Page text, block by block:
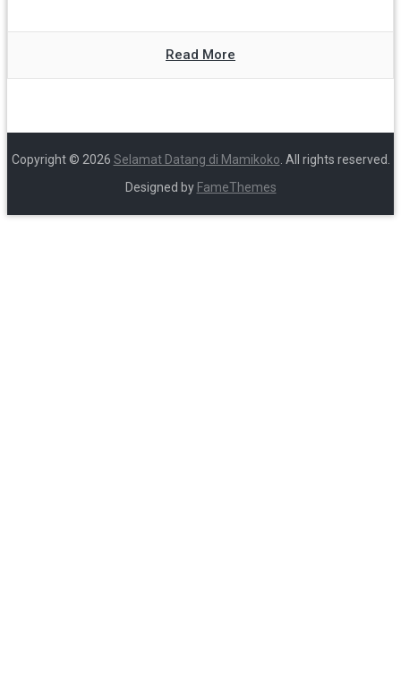
Read More
Copyright © 2026 Selamat Datang di Mamikoko . All rights reserved.
Designed by FameThemes